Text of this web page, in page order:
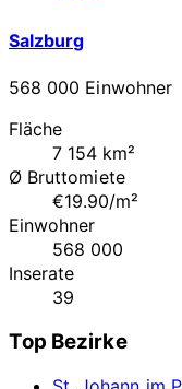
Salzburg
568 000 Einwohner
Fläche
7 154 km²
Ø Bruttomiete
€19.90/m²
Einwohner
568 000
Inserate
39
Top Bezirke